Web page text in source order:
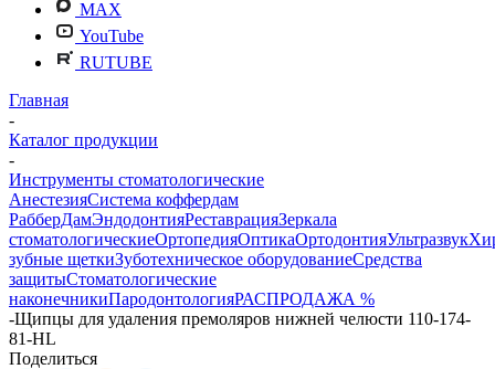
MAX
YouTube
RUTUBE
Главная
-
Каталог продукции
-
Инструменты стоматологические
АнестезияСистема коффердам
РабберДамЭндодонтияРеставрацияЗеркала
стоматологическиеОртопедияОптикаОртодонтияУльтразвук
зубные щеткиЗуботехническое оборудованиеСредства
защитыСтоматологические
наконечникиПародонтологияРАСПРОДАЖА %
-Щипцы для удаления премоляров нижней челюсти 110-174-
81-HL
Поделиться